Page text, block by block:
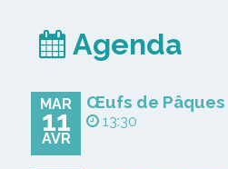
Agenda
MAR
11
AVR
Œufs de Pâques
13:30